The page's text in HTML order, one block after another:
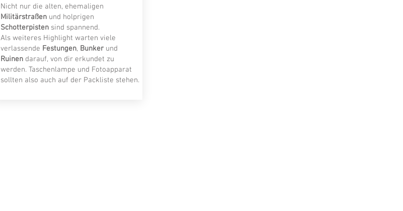
Nicht nur die alten, ehemaligen
Militärstraßenund holprigen
Schotterpistensind spannend.
Als weiteres Highlight warten viele
verlassende Festungen, Bunkerund
Ruinendarauf, von dir erkundet zu
werden. Taschenlampe und Fotoapparat
sollten also auch auf der Packliste stehen.